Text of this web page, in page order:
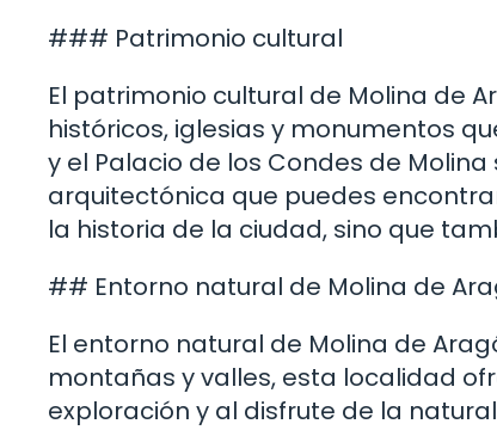
### Patrimonio cultural
El patrimonio cultural de Molina de
históricos, iglesias y monumentos
y el Palacio de los Condes de
arquitectónica que puedes
la historia de la ciudad, sino que
## Entorno natural de Molina de
El entorno natural de Molina de
montañas y valles, esta localidad
exploración y al disfrute de la